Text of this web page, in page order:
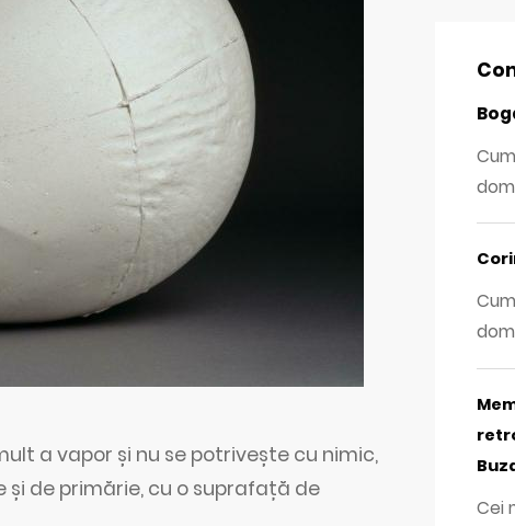
a vapor și nu se potrivește cu nimic,
și de primărie, cu o suprafață de
Cei